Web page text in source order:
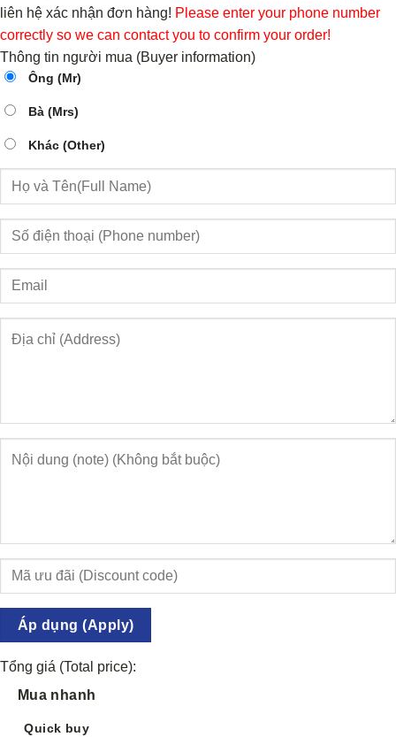
liên hệ xác nhận đơn hàng! Please enter your phone number
correctly so we can contact you to confirm your order!
Thông tin người mua (Buyer information)
Ông (Mr)
Bà (Mrs)
Khác (Other)
Áp dụng (Apply)
Tổng giá (Total price):
Mua nhanh
Quick buy